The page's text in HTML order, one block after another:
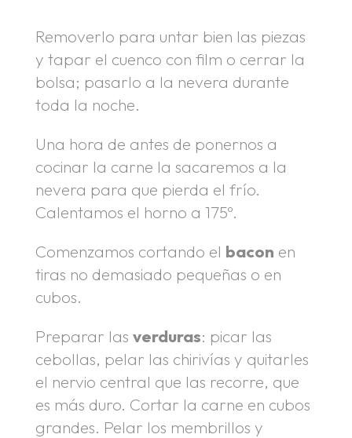
Removerlo para untar bien las piezas
y tapar el cuenco con film o cerrar la
bolsa; pasarlo a la nevera durante
toda la noche.
Una hora de antes de ponernos a
cocinar la carne la sacaremos a la
nevera para que pierda el frío.
Calentamos el horno a 175º.
Comenzamos cortando el bacon en
tiras no demasiado pequeñas o en
cubos.
Preparar las verduras: picar las
cebollas, pelar las chirivías y quitarles
el nervio central que las recorre, que
es más duro. Cortar la carne en cubos
grandes. Pelar los membrillos y